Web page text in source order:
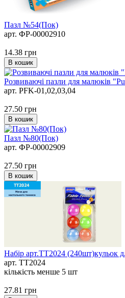
Пазл №54(Пок)
арт. ФР-00002910
14.38 грн
В кошик
Розвиваючі пазли для малюків
арт. PFK-01,02,03,04
27.50 грн
В кошик
Пазл №80(Пок)
арт. ФР-00002909
27.50 грн
В кошик
Набір арт.TT2024 (240шт)кульок
арт. TT2024
кількість менше 5 шт
27.81 грн